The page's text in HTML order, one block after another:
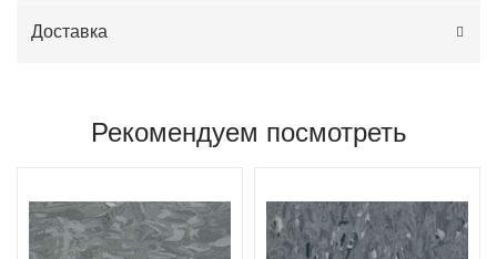
Доставка
Рекомендуем посмотреть